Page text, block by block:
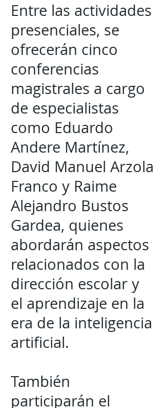
Entre las actividades
presenciales, se
ofrecerán cinco
conferencias
magistrales a cargo
de especialistas
como Eduardo
Andere Martínez,
David Manuel Arzola
Franco y Raime
Alejandro Bustos
Gardea, quienes
abordarán aspectos
relacionados con la
dirección escolar y
el aprendizaje en la
era de la inteligencia
artificial.
También
participarán el